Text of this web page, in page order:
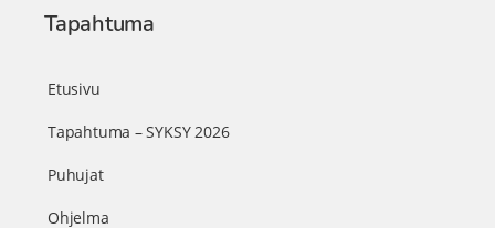
Tapahtuma
Etusivu
Tapahtuma – SYKSY 2026
Puhujat
Ohjelma